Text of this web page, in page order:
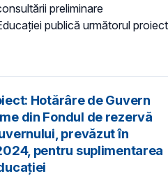
preliminare
publică următorul proiect
Hotărâre de Guvern
din Fondul de rezervă
prevăzut în
pentru suplimentarea